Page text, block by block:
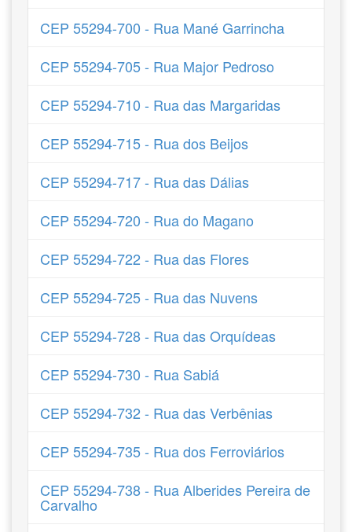
CEP 55294-700 - Rua Mané Garrincha
CEP 55294-705 - Rua Major Pedroso
CEP 55294-710 - Rua das Margaridas
CEP 55294-715 - Rua dos Beijos
CEP 55294-717 - Rua das Dálias
CEP 55294-720 - Rua do Magano
CEP 55294-722 - Rua das Flores
CEP 55294-725 - Rua das Nuvens
CEP 55294-728 - Rua das Orquídeas
CEP 55294-730 - Rua Sabiá
CEP 55294-732 - Rua das Verbênias
CEP 55294-735 - Rua dos Ferroviários
CEP 55294-738 - Rua Alberides Pereira de
Carvalho